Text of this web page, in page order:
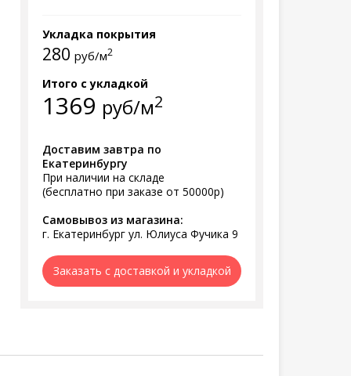
Укладка покрытия
280 руб/м2
Итого с укладкой
1369 руб/м2
Доставим завтра по
Екатеринбургу
При наличии на складе
(бесплатно при заказе от 50000р)
Самовывоз из магазина:
г. Екатеринбург ул. Юлиуса Фучика 9
Заказать с доставкой и укладкой